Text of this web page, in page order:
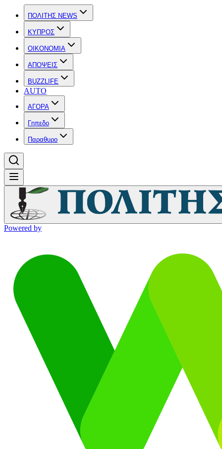
ΠΟΛΙΤΗΣ NEWS
ΚΥΠΡΟΣ
OIKONOMIA
ΑΠΟΨΕΙΣ
BUZZLIFE
AUTO
ΑΓΟΡΑ
Γηπεδο
Παραθυρο
Powered by